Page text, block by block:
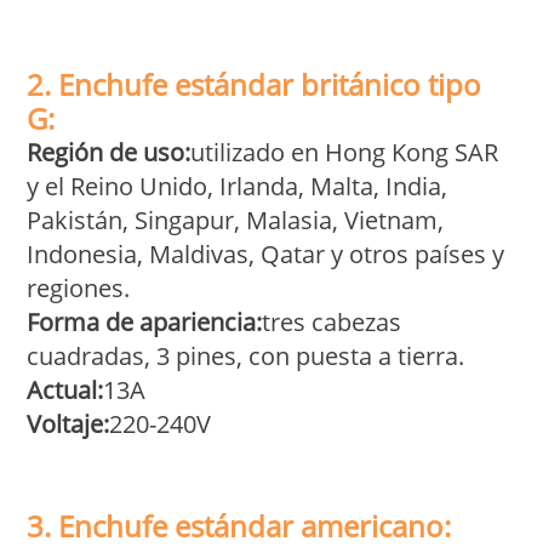
2. Enchufe estándar británico tipo
G:
Región de uso:utilizado en Hong Kong SAR
y el Reino Unido, Irlanda, Malta, India,
Pakistán, Singapur, Malasia, Vietnam,
Indonesia, Maldivas, Qatar y otros países y
regiones.
Forma de apariencia:tres cabezas
cuadradas, 3 pines, con puesta a tierra.
Actual:13A
Voltaje:220-240V
3. Enchufe estándar americano: